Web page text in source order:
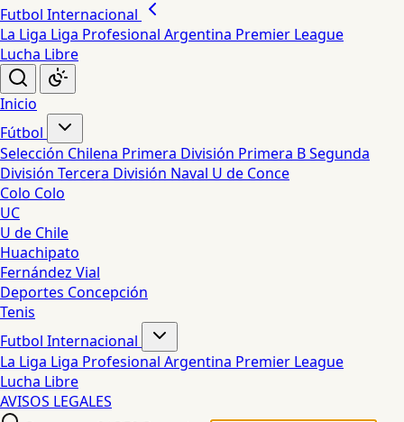
Futbol Internacional
La Liga Liga Profesional Argentina Premier League
Lucha Libre
Inicio
Fútbol
Selección Chilena Primera División Primera BSegunda
División Tercera División Naval U de Conce
Colo Colo
UC
U de Chile
Huachipato
Fernández Vial
Deportes Concepción
Tenis
Futbol Internacional
La Liga Liga Profesional Argentina Premier League
Lucha Libre
AVISOS LEGALES